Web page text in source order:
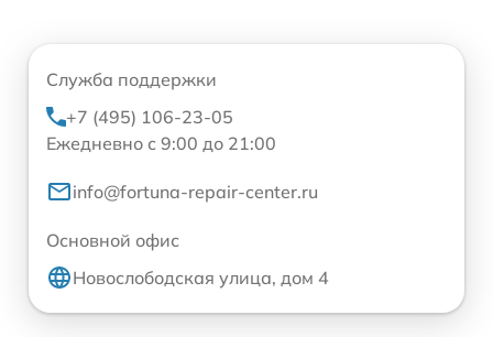
Служба поддержки
+7 (495) 106-23-05
Ежедневно с 9:00 до 21:00
info@fortuna-repair-center.ru
Основной офис
Новослободская улица, дом 4